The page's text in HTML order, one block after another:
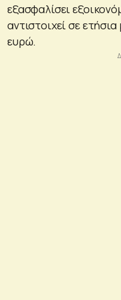
εξασφαλίσει
αντιστοιχεί σε
ευρώ.